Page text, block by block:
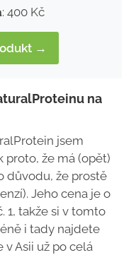
: 400 Kč
→
na
jsem
proto, že má (opět)
důvodu, že prostě
Jeho cena je o
1, takže si v tomto
i tady najdete
Asii už po celá